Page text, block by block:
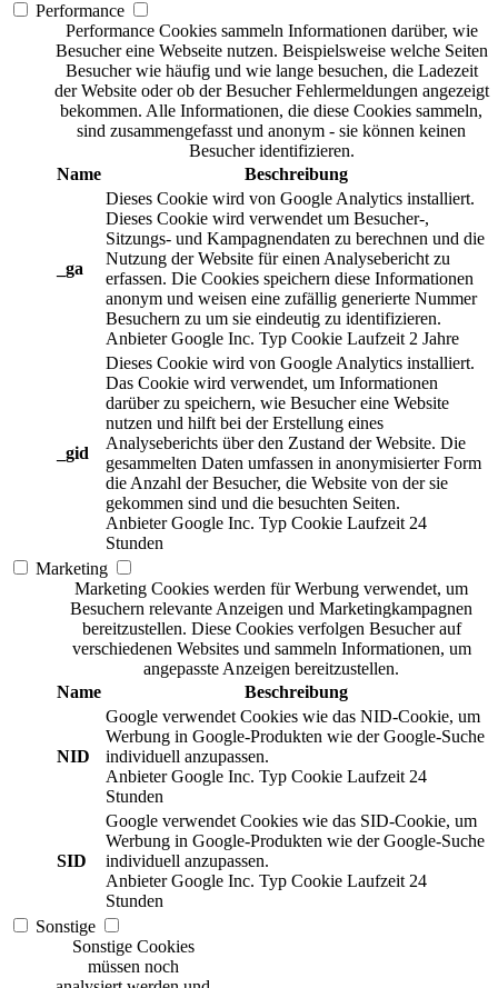
Performance
Performance Cookies sammeln Informationen darüber, wie
Besucher eine Webseite nutzen. Beispielsweise welche Seiten
Besucher wie häufig und wie lange besuchen, die Ladezeit
der Website oder ob der Besucher Fehlermeldungen angezeigt
bekommen. Alle Informationen, die diese Cookies sammeln,
sind zusammengefasst und anonym - sie können keinen
Besucher identifizieren.
Name
Beschreibung
_ga
Dieses Cookie wird von Google Analytics installiert.
Dieses Cookie wird verwendet um Besucher-,
Sitzungs- und Kampagnendaten zu berechnen und die
Nutzung der Website für einen Analysebericht zu
erfassen. Die Cookies speichern diese Informationen
anonym und weisen eine zufällig generierte Nummer
Besuchern zu um sie eindeutig zu identifizieren.
Anbieter Google Inc. Typ Cookie Laufzeit 2 Jahre
_gid
Dieses Cookie wird von Google Analytics installiert.
Das Cookie wird verwendet, um Informationen
darüber zu speichern, wie Besucher eine Website
nutzen und hilft bei der Erstellung eines
Analyseberichts über den Zustand der Website. Die
gesammelten Daten umfassen in anonymisierter Form
die Anzahl der Besucher, die Website von der sie
gekommen sind und die besuchten Seiten.
Anbieter Google Inc. Typ Cookie Laufzeit 24
Stunden
Marketing
Marketing Cookies werden für Werbung verwendet, um
Besuchern relevante Anzeigen und Marketingkampagnen
bereitzustellen. Diese Cookies verfolgen Besucher auf
verschiedenen Websites und sammeln Informationen, um
angepasste Anzeigen bereitzustellen.
Name
Beschreibung
NID
Google verwendet Cookies wie das NID-Cookie, um
Werbung in Google-Produkten wie der Google-Suche
individuell anzupassen.
Anbieter Google Inc. Typ Cookie Laufzeit 24
Stunden
SID
Google verwendet Cookies wie das SID-Cookie, um
Werbung in Google-Produkten wie der Google-Suche
individuell anzupassen.
Anbieter Google Inc. Typ Cookie Laufzeit 24
Stunden
Sonstige
Sonstige Cookies
müssen noch